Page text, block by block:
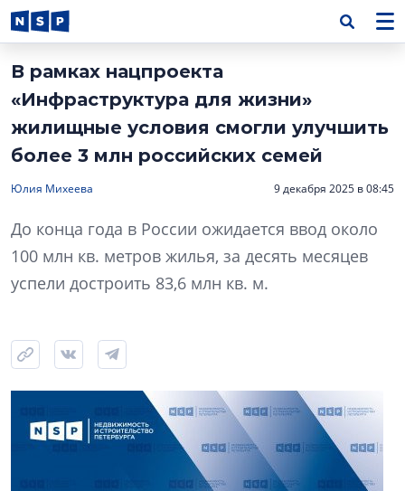
В рамках нацпроекта
«Инфраструктура для жизни»
жилищные условия смогли улучшить
более 3 млн российских семей
Юлия Михеева 9 декабря 2025 в 08:45
До конца года в России ожидается ввод около
100 млн кв. метров жилья, за десять месяцев
успели достроить 83,6 млн кв. м.